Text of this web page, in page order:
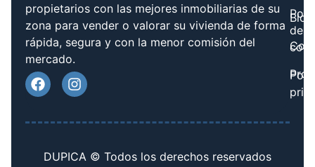
propietarios con las mejores inmobiliarias de su
zona para vender o valorar su vivienda de forma
rápida, segura y con la menor comisión del
mercado.
Blog
de
DUPICA © Todos los derechos reservados